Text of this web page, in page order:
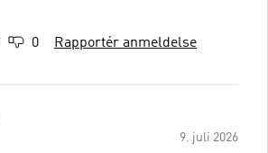
0 Rapportér anmeldelse
9. juli 2026